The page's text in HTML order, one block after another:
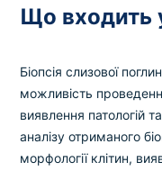
Що входить
Біопсія слизової
можливість
виявлення патологій
аналізу отриманого
морфології клітин,